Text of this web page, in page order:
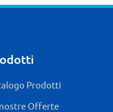
Prodotti
Offerte